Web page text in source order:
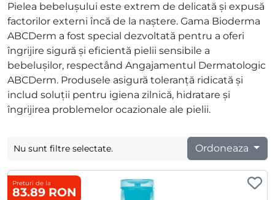
Pielea bebelușului este extrem de delicată și expusă
factorilor externi încă de la naștere. Gama Bioderma
ABCDerm a fost special dezvoltată pentru a oferi
îngrijire sigură și eficientă pielii sensibile a
bebelușilor, respectând Angajamentul Dermatologic
ABCDerm. Produsele asigură toleranță ridicată și
includ soluții pentru igiena zilnică, hidratare și
îngrijirea problemelor ocazionale ale pielii.
Nu sunt filtre selectate. Ordoneaza
Preturi de la
83.89 RON